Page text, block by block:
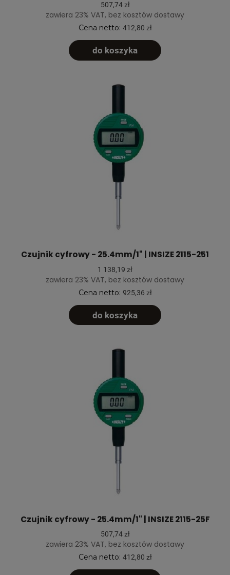
507,74 zł
zawiera 23% VAT, bez kosztów dostawy
Cena netto: 412,80 zł
do koszyka
Czujnik cyfrowy - 25.4mm/1" | INSIZE 2115-251
1 138,19 zł
zawiera 23% VAT, bez kosztów dostawy
Cena netto: 925,36 zł
do koszyka
Czujnik cyfrowy - 25.4mm/1" | INSIZE 2115-25F
507,74 zł
zawiera 23% VAT, bez kosztów dostawy
Cena netto: 412,80 zł